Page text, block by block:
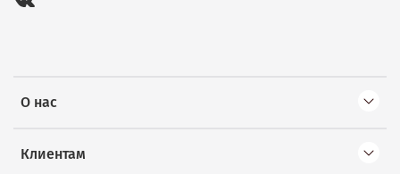
О нас
Клиентам